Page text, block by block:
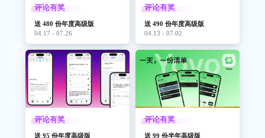
评论有奖
送 480 份年度高级版
04.17 - 07.26
评论有奖
送 490 份年度高级版
04.13 - 07.02
评论有奖
送 95 份年度高级版
评论有奖
送 99 份半年高级版